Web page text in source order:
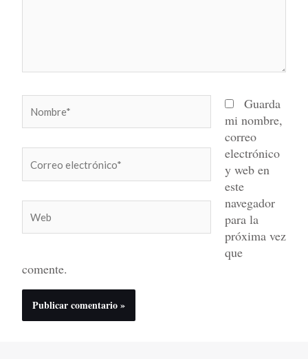
electrónico*
Guarda
mi nombre,
correo
electrónico
y web en
este
navegador
para la
próxima vez
que
comente.